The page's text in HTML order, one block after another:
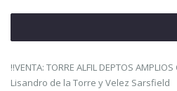
‼VENTA: TORRE ALFIL DEPTOS
Lisandro de la Torre y Velez Sarsfield